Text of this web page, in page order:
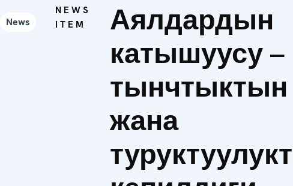
News
NEWS
ITEM
Аялдардын
катышуусу –
тынчтыктын
жана